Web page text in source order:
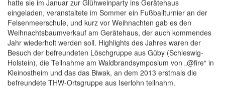
hatte sie im Januar zur Glühweinparty ins Gerätehaus
eingeladen, veranstaltete im Sommer ein Fußballturnier an der
Felsenmeerschule, und kurz vor Weihnachten gab es den
Weihnachtsbaumverkauf am Gerätehaus, der auch kommendes
Jahr wiederholt werden soll. Highlights des Jahres waren der
Besuch der befreundeten Löschgruppe aus Güby (Schleswig-
Holstein), die Teilnahme am Waldbrandsymposium von „@fire“ in
Kleinostheim und das das Biwak, an dem 2013 erstmals die
befreundete THW-Ortsgruppe aus Iserlohn teilnahm.